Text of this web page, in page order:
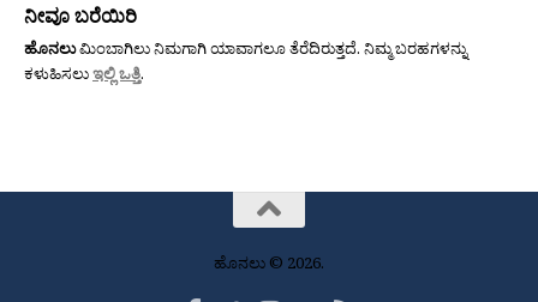
ನೀವೂ ಬರೆಯಿರಿ
ಹೊನಲುಮಿಂಬಾಗಿಲು ನಿಮಗಾಗಿ ಯಾವಾಗಲೂ ತೆರೆದಿರುತ್ತದೆ. ನಿಮ್ಮ ಬರಹಗಳನ್ನು
ಕಳುಹಿಸಲುಇಲ್ಲಿ ಒತ್ತಿ.
ಹೊನಲು © 2026.